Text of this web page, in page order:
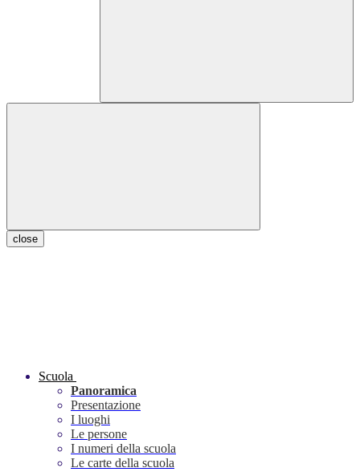
close
Scuola
Panoramica
Presentazione
I luoghi
Le persone
I numeri della scuola
Le carte della scuola